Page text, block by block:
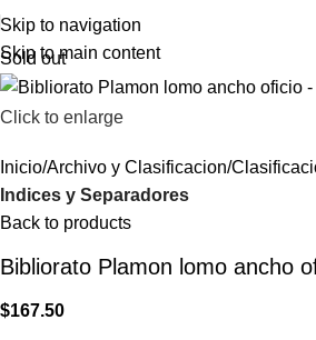
Skip to navigation
Skip to main content
Sold out
Click to enlarge
Inicio Archivo y Clasificacion
Indices y Separadores
Back to products
Bibliorato Plamon lomo ancho
$167.50